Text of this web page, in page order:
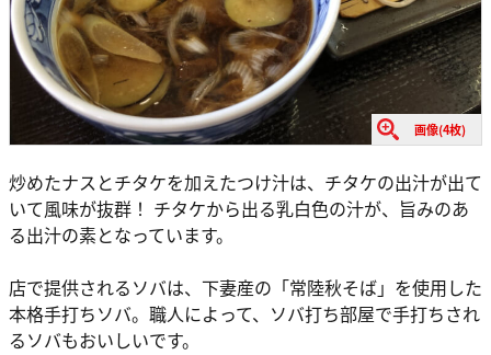
画像(4枚)
炒めたナスとチタケを加えたつけ汁は、チタケの出汁が出て
いて風味が抜群！ チタケから出る乳白色の汁が、旨みのあ
る出汁の素となっています。
店で提供されるソバは、下妻産の「常陸秋そば」を使用した
本格手打ちソバ。職人によって、ソバ打ち部屋で手打ちされ
るソバもおいしいです。